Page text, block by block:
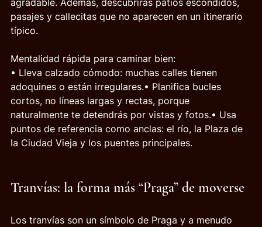
pasajes y callecitas que no aparecen en un itinerario
típico.
Mentalidad rápida para caminar bien:
• Lleva calzado cómodo: muchas calles tienen
adoquines o están irregulares.• Planifica bucles
cortos, no líneas largas y rectas, porque
naturalmente te detendrás por vistas y fotos.• Usa
puntos de referencia como anclas: el río, la Plaza de
la Ciudad Vieja y los puentes principales.
Tranvías: la forma más “Praga” de moverse
Los tranvías son un símbolo de Praga y a menudo